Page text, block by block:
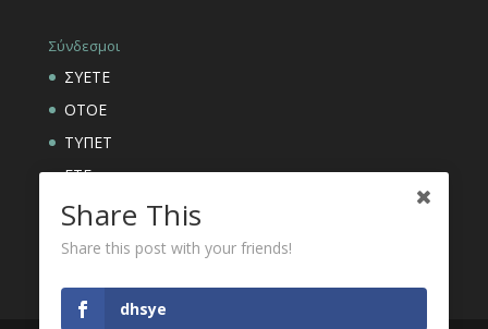
Σύνδεσμοι
ΣΥΕΤΕ
ΟΤΟΕ
ΤΥΠΕΤ
ΕΤΕ
ΑΣΦΑΛΙΣΤΙΚΟΙ ΟΡΓΑΝΙΣΜΟΙ ΕΤΕ
Share This
Share this post with your friends!
dhsye